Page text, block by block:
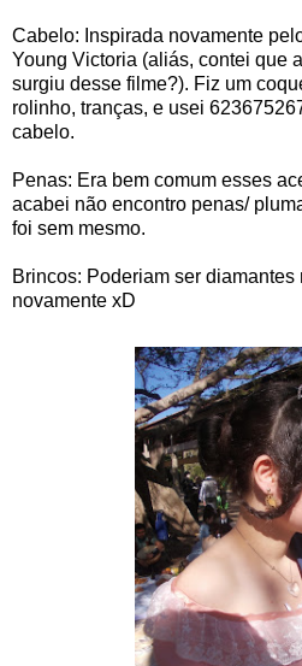
Cabelo: Inspirada novamente
Young Victoria (aliás, contei que
surgiu desse filme?). Fiz um
rolinho, tranças, e usei
cabelo.
Penas: Era bem comum esses
acabei não encontro penas/
foi sem mesmo.
Brincos: Poderiam ser diamantes
novamente xD